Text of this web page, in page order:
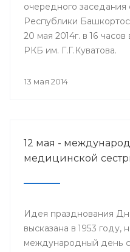
очередного
Республики
20 мая 2014г. в 16
РКБ им. Г.Г.Куватова.
13 мая 2014
12 мая -
медицинской
Идея празднования
высказана в 1953 году,
международный день